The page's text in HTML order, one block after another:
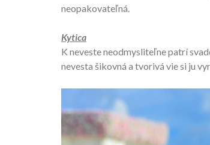
neopakovateľná.
Kytica
K neveste neodmysliteľne patrí
nevesta šikovná a tvorivá vie si ju